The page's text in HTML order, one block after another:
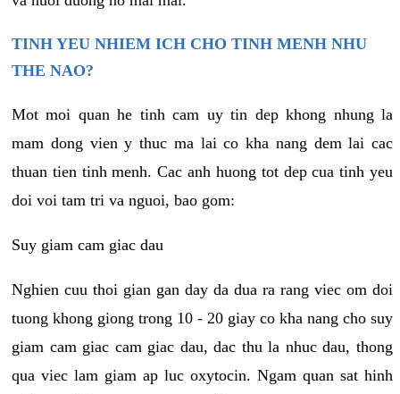
TINH YEU NHIEM ICH CHO TINH MENH NHU
THE NAO?
Mot moi quan he tinh cam uy tin dep khong nhung la
mam dong vien y thuc ma lai co kha nang dem lai cac
thuan tien tinh menh. Cac anh huong tot dep cua tinh yeu
doi voi tam tri va nguoi, bao gom:
Suy giam cam giac dau
Nghien cuu thoi gian gan day da dua ra rang viec om doi
tuong khong giong trong 10 - 20 giay co kha nang cho suy
giam cam giac cam giac dau, dac thu la nhuc dau, thong
qua viec lam giam ap luc oxytocin. Ngam quan sat hinh